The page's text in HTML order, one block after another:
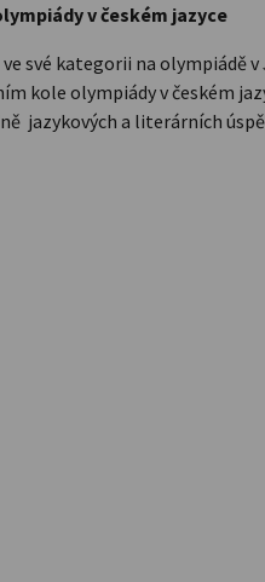
v českém jazyce
své kategorii na olympiádě
kole olympiády v českém
jazykových a literárních